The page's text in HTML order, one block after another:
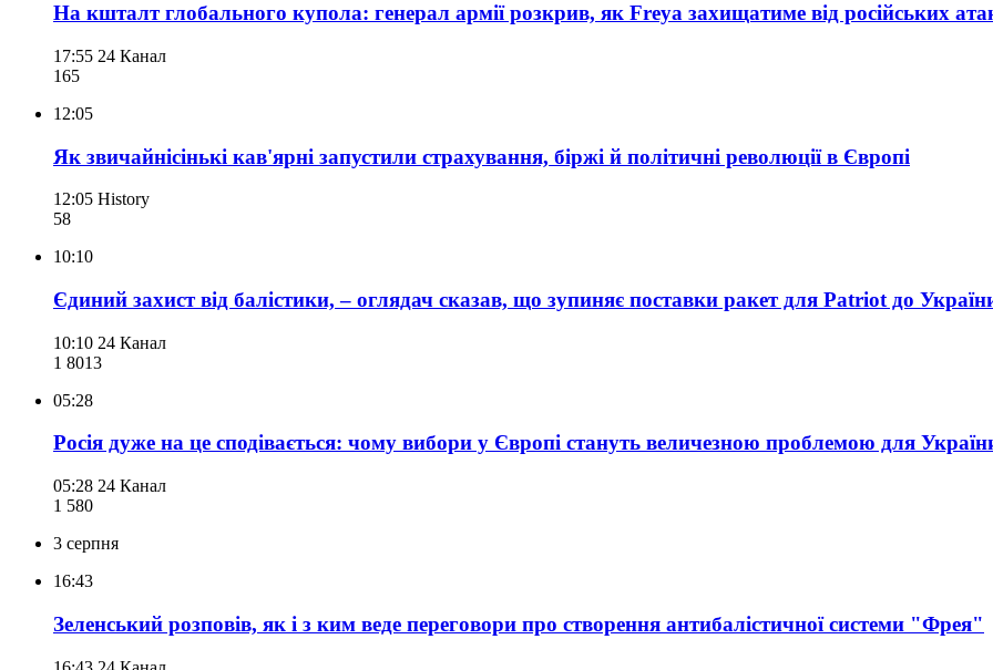
На кшталт глобального купола: генерал армії розкрив, як Freya захищатиме від російських
17:55 24 Канал
165
12:05
Як звичайнісінькі кав'ярні запустили страхування, біржі й політичні революції в Європі
12:05 History
58
10:10
Єдиний захист від балістики, – оглядач сказав, що зупиняє поставки ракет для Patriot до
10:10 24 Канал
1 8013
05:28
Росія дуже на це сподівається: чому вибори у Європі стануть величезною проблемою для
05:28 24 Канал
1 580
3 серпня
16:43
Зеленський розповів, як і з ким веде переговори про створення антибалістичної системи "Фрея"